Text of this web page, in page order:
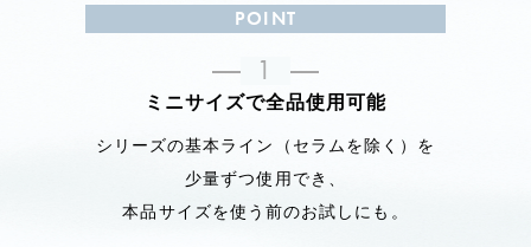
POINT
1
ミニサイズで全品使用可能
シリーズの基本ライン（セラムを除く）を
少量ずつ使用でき、
本品サイズを使う前のお試しにも。